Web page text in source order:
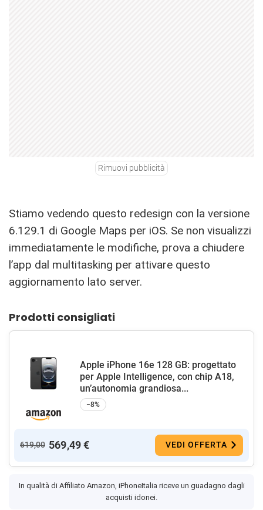
Rimuovi pubblicità
Stiamo vedendo questo redesign con la versione
6.129.1 di Google Maps per iOS. Se non visualizzi
immediatamente le modifiche, prova a chiudere
l’app dal multitasking per attivare questo
aggiornamento lato server.
Prodotti consigliati
Apple iPhone 16e 128 GB: progettato
per Apple Intelligence, con chip A18,
un’autonomia grandiosa...
−8%
619,00 569,49 € VEDI OFFERTA
In qualità di Affiliato Amazon, iPhoneItalia riceve un guadagno dagli
acquisti idonei.